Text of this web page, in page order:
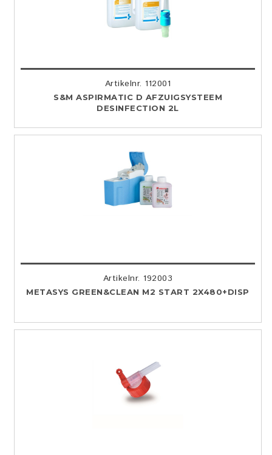
Artikelnr. 112001
S&M ASPIRMATIC D AFZUIGSYSTEEM
DESINFECTION 2L
Artikelnr. 192003
METASYS GREEN&CLEAN M2 START 2X480+DISP